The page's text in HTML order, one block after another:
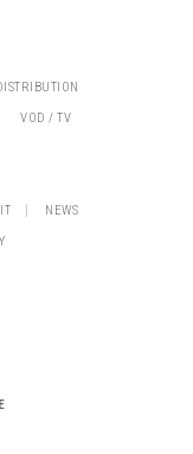
VOD / TV
|
NEWS